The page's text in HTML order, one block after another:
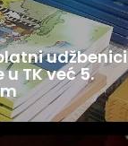
udžbenici
TK već 5.